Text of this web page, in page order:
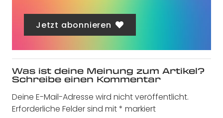
Jetzt abonnieren
Was ist deine Meinung zum Artikel?
Schreibe einen Kommentar
Deine E-Mail-Adresse wird nicht veröffentlicht.
Erforderliche Felder sind mit* markiert